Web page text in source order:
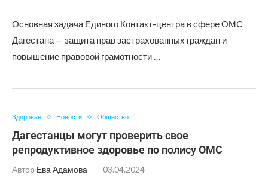
Основная задача Единого Контакт-центра в сфере ОМС
Дагестана — защита прав застрахованных граждан и
повышение правовой грамотности …
Здоровье Новости Общество
Дагестанцы могут проверить свое
репродуктивное здоровье по полису ОМС
Автор Ева Адамова 03.04.2024